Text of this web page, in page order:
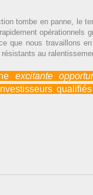
tombe en panne, le
opérationnels
que nous travaillons
au
excitante